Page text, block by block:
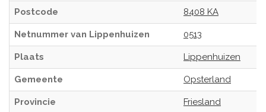
Postcode 8408 KA
Netnummer van Lippenhuizen 0513
Plaats Lippenhuizen
Gemeente Opsterland
Provincie Friesland